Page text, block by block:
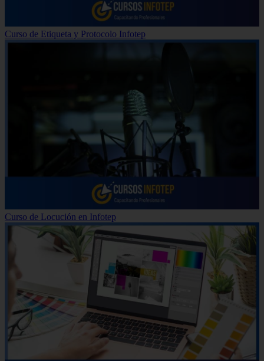
Curso de Etiqueta y Protocolo Infotep
Curso de Locución en Infotep